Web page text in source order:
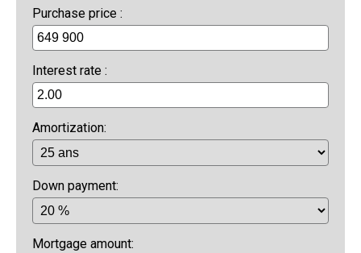
Purchase price :
Interest rate :
Amortization:
Down payment:
Mortgage amount: